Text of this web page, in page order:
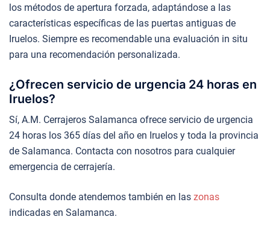
los métodos de apertura forzada, adaptándose a las
características específicas de las puertas antiguas de
Iruelos. Siempre es recomendable una evaluación in situ
para una recomendación personalizada.
¿Ofrecen servicio de urgencia 24 horas en
Iruelos?
Sí, A.M. Cerrajeros Salamanca ofrece servicio de urgencia
24 horas los 365 días del año en Iruelos y toda la provincia
de Salamanca. Contacta con nosotros para cualquier
emergencia de cerrajería.
Consulta donde atendemos también en las zonas
indicadas en Salamanca.